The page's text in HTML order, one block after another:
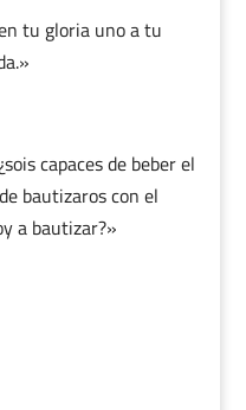
tu gloria uno a tu
capaces de beber el
bautizaros con el
a bautizar?»